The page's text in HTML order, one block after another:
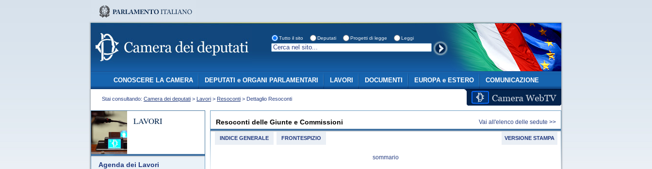
Tutto il sito Deputati Progetti di legge Leggi
CONOSCERE LA CAMERA DEPUTATI e ORGANI PARLAMENTARI LAVORI DOCUMENTI EUROPA e ESTERO COMUNICAZIONE
Stai consultando: Camera dei deputati > Lavori > Resoconti > Dettaglio Resoconti
LAVORI
Agenda dei Lavori
Resoconti delle Giunte e Commissioni Vai all'elenco delle sedute >>
INDICE GENERALE FRONTESPIZIO VERSIONE STAMPA
sommario